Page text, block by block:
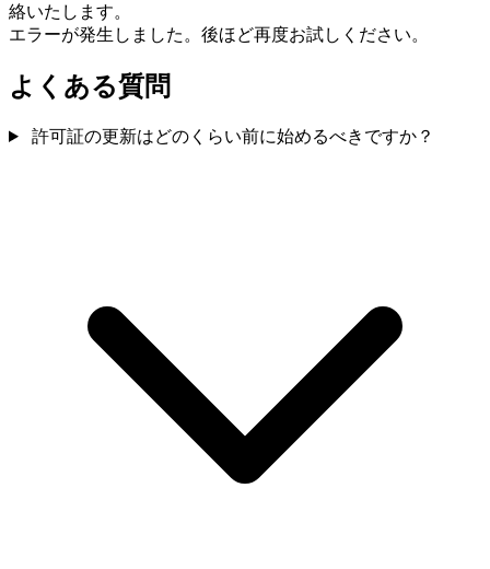
絡いたします。
エラーが発生しました。後ほど再度お試しください。
よくある質問
許可証の更新はどのくらい前に始めるべきですか？